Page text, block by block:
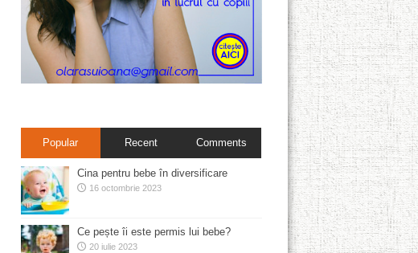
Popular Recent Comments
Cina pentru bebe în diversificare
16 octombrie 2023
Ce pește îi este permis lui bebe?
20 iulie 2023